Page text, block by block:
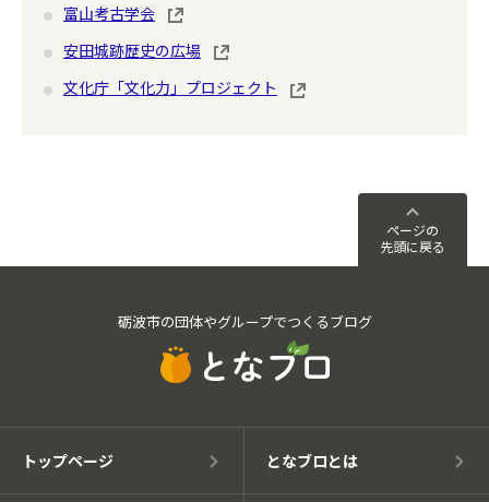
富山考古学会
安田城跡歴史の広場
文化庁「文化力」プロジェクト
ページの
先頭に戻る
砺波市の団体やグループでつくるブログ
トップページ となブロとは